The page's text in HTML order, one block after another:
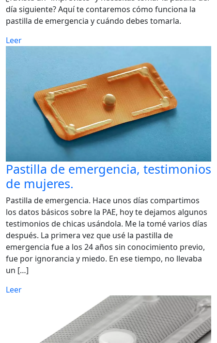
día siguiente? Aquí te contaremos cómo funciona la
pastilla de emergencia y cuándo debes tomarla.
Leer
Pastilla de emergencia, testimonios
de mujeres.
Pastilla de emergencia. Hace unos días compartimos
los datos básicos sobre la PAE, hoy te dejamos algunos
testimonios de chicas usándola. Me la tomé varios días
después. La primera vez que usé la pastilla de
emergencia fue a los 24 años sin conocimiento previo,
fue por ignorancia y miedo. En ese tiempo, no llevaba
un […]
Leer